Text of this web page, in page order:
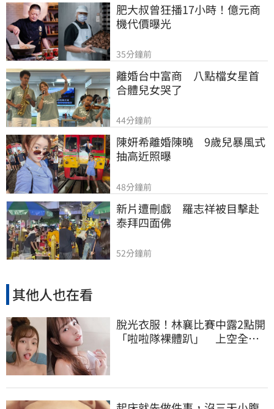
肥大叔曾狂播17小時！億元商
機代價曝光
35分鐘前
離婚台中富商　八點檔女星首
合體兒女哭了
44分鐘前
陳妍希離婚陳曉　9歲兒暴風式
抽高近照曝
48分鐘前
新片遭刪戲　羅志祥被目擊赴
泰拜四面佛
52分鐘前
其他人也在看
脫光衣服！林襄比賽中露2點開
「啦啦隊裸體趴」 上空全裸